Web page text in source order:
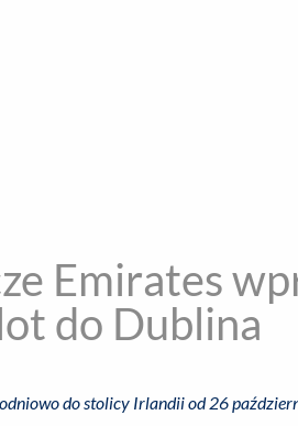
Emirates
do Dublina
do stolicy Irlandii od 26